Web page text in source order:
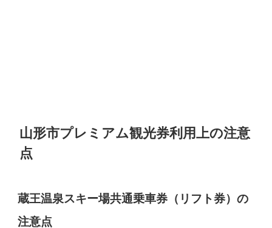
山形市プレミアム観光券利用上の注意
点
蔵王温泉スキー場共通乗車券（リフト券）の
注意点